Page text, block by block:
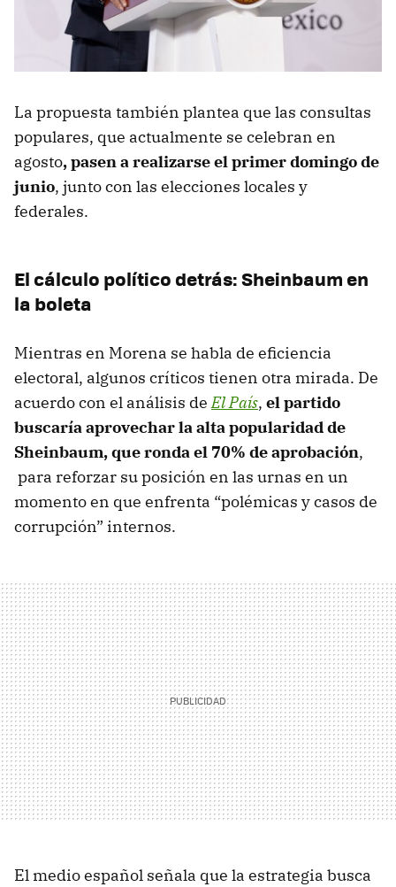
La propuesta también plantea que las consultas
populares, que actualmente se celebran en
agosto, pasen a realizarse el primer domingo de
junio, junto con las elecciones locales y
federales.
El cálculo político detrás: Sheinbaum en
la boleta
Mientras en Morena se habla de eficiencia
electoral, algunos críticos tienen otra mirada. De
acuerdo con el análisis deEl País, el partido
buscaría aprovechar la alta popularidad de
Sheinbaum, que ronda el 70% de aprobación,
para reforzar su posición en las urnas en un
momento en que enfrenta “polémicas y casos de
corrupción” internos.
El medio español señala que la estrategia busca